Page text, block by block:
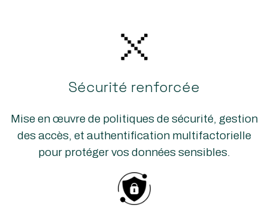
Sécurité renforcée
Mise en œuvre de politiques de sécurité, gestion
des accès, et authentification multifactorielle
pour protéger vos données sensibles.